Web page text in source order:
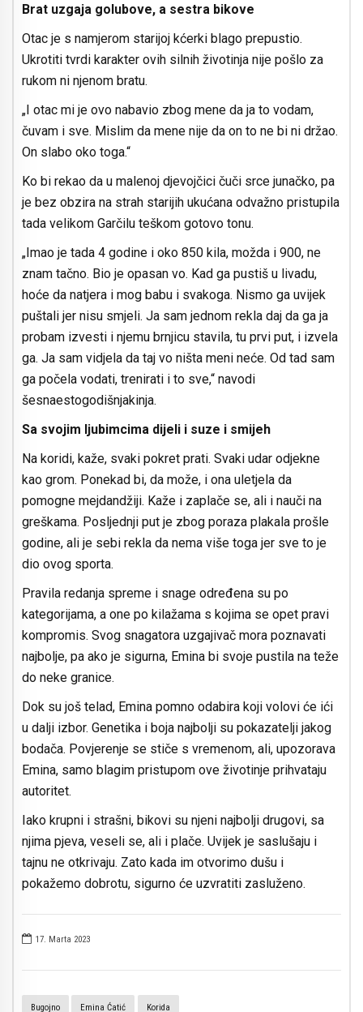
17. Marta 2023
Bugojno Emina Ćatić Korida
Brat uzgaja golubove, a sestra bikove
Otac je s namjerom starijoj kćerki blago prepustio.
Ukrotiti tvrdi karakter ovih silnih životinja nije pošlo za
rukom ni njenom bratu.
„I otac mi je ovo nabavio zbog mene da ja to vodam,
čuvam i sve. Mislim da mene nije da on to ne bi ni držao.
On slabo oko toga.“
Ko bi rekao da u malenoj djevojčici čuči srce junačko, pa
je bez obzira na strah starijih ukućana odvažno pristupila
tada velikom Garčilu teškom gotovo tonu.
„Imao je tada 4 godine i oko 850 kila, možda i 900, ne
znam tačno. Bio je opasan vo. Kad ga pustiš u livadu,
hoće da natjera i mog babu i svakoga. Nismo ga uvijek
puštali jer nisu smjeli. Ja sam jednom rekla daj da ga ja
probam izvesti i njemu brnjicu stavila, tu prvi put, i izvela
ga. Ja sam vidjela da taj vo ništa meni neće. Od tad sam
ga počela vodati, trenirati i to sve,“ navodi
šesnaestogodišnjakinja.
Sa svojim ljubimcima dijeli i suze i smijeh
Na koridi, kaže, svaki pokret prati. Svaki udar odjekne
kao grom. Ponekad bi, da može, i ona uletjela da
pomogne mejdandžiji. Kaže i zaplače se, ali i nauči na
greškama. Posljednji put je zbog poraza plakala prošle
godine, ali je sebi rekla da nema više toga jer sve to je
dio ovog sporta.
Pravila redanja spreme i snage određena su po
kategorijama, a one po kilažama s kojima se opet pravi
kompromis. Svog snagatora uzgajivač mora poznavati
najbolje, pa ako je sigurna, Emina bi svoje pustila na teže
do neke granice.
Dok su još telad, Emina pomno odabira koji volovi će ići
u dalji izbor. Genetika i boja najbolji su pokazatelji jakog
bodača. Povjerenje se stiče s vremenom, ali, upozorava
Emina, samo blagim pristupom ove životinje prihvataju
autoritet.
Iako krupni i strašni, bikovi su njeni najbolji drugovi, sa
njima pjeva, veseli se, ali i plače. Uvijek je saslušaju i
tajnu ne otkrivaju. Zato kada im otvorimo dušu i
pokažemo dobrotu, sigurno će uzvratiti zasluženo.